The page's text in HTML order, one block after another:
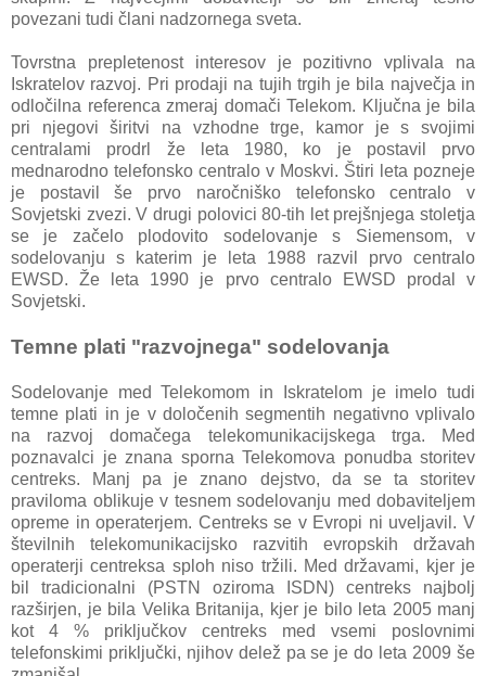
povezani tudi člani nadzornega sveta.
Tovrstna prepletenost interesov je pozitivno vplivala na
Iskratelov razvoj. Pri prodaji na tujih trgih je bila največja in
odločilna referenca zmeraj domači Telekom. Ključna je bila
pri njegovi širitvi na vzhodne trge, kamor je s svojimi
centralami prodrl že leta 1980, ko je postavil prvo
mednarodno telefonsko centralo v Moskvi. Štiri leta pozneje
je postavil še prvo naročniško telefonsko centralo v
Sovjetski zvezi. V drugi polovici 80-tih let prejšnjega stoletja
se je začelo plodovito sodelovanje s Siemensom, v
sodelovanju s katerim je leta 1988 razvil prvo centralo
EWSD. Že leta 1990 je prvo centralo EWSD prodal v
Sovjetski.
Temne plati "razvojnega" sodelovanja
Sodelovanje med Telekomom in Iskratelom je imelo tudi
temne plati in je v določenih segmentih negativno vplivalo
na razvoj domačega telekomunikacijskega trga. Med
poznavalci je znana sporna Telekomova ponudba storitev
centreks. Manj pa je znano dejstvo, da se ta storitev
praviloma oblikuje v tesnem sodelovanju med dobaviteljem
opreme in operaterjem. Centreks se v Evropi ni uveljavil. V
številnih telekomunikacijsko razvitih evropskih državah
operaterji centreksa sploh niso tržili. Med državami, kjer je
bil tradicionalni (PSTN oziroma ISDN) centreks najbolj
razširjen, je bila Velika Britanija, kjer je bilo leta 2005 manj
kot 4 % priključkov centreks med vsemi poslovnimi
telefonskimi priključki, njihov delež pa se je do leta 2009 še